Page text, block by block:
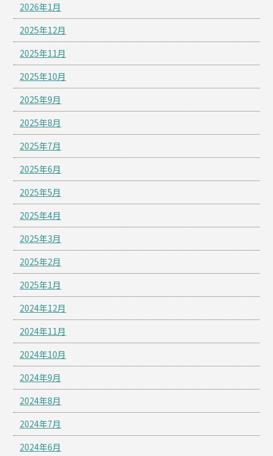
2026年1月
2025年12月
2025年11月
2025年10月
2025年9月
2025年8月
2025年7月
2025年6月
2025年5月
2025年4月
2025年3月
2025年2月
2025年1月
2024年12月
2024年11月
2024年10月
2024年9月
2024年8月
2024年7月
2024年6月